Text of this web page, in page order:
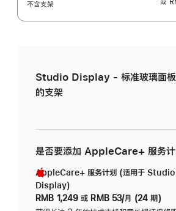
不含支架
或
Studio Display - 标准玻璃面板
的支架
是否要添加 AppleCare+ 服务计
AppleCare+ 服务计划 (适用于 Studio
Display)
RMB 1,249 或 RMB 53/月 (24 期)